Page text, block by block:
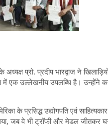
के अध्यक्ष प्रो. प्रदीप भारद्वाज ने
एक उल्लेखनीय उपलब्धि है। उन्होंने
के प्रसिद्ध उद्योगपति एवं
जब वे भी ट्रॉफी और मेडल जीतकर